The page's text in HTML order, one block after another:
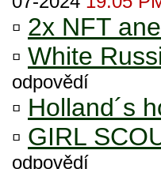
▫ 2x NFT
▫ White
odpovědí
▫ Holland´s
▫ GIRL
odpovědí